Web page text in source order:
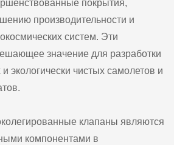
покрытия,
производительности и
систем. Эти
значение для разработки
экологически чистых самолетов и
клапаны являются
компонентами в